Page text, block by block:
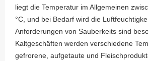
liegt die Temperatur im Allgemeinen
°C, und bei Bedarf wird die
Anforderungen von Sauberkeits sind
Kaltgeschäften werden verschiedene
gefrorene, aufgetaute und